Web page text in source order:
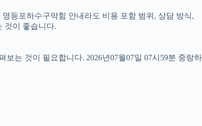
등포하수구막힘 안내라도 비용 포함 범위, 상담 방식,
것이 좋습니다.
는 것이 필요합니다. 2026년07월07일 07시59분 중랑하